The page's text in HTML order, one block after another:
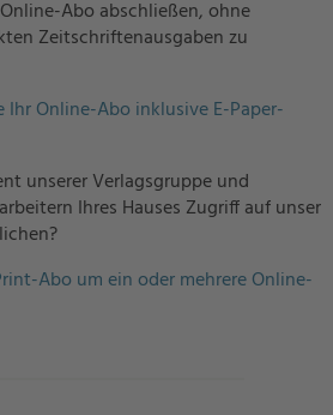
Abo abschließen, ohne
Zeitschriftenausgaben zu
Ihr Online-Abo inklusive E-Paper-
unserer Verlagsgruppe und
Ihres Hauses Zugriff auf unser
Abo um ein oder mehrere Online-